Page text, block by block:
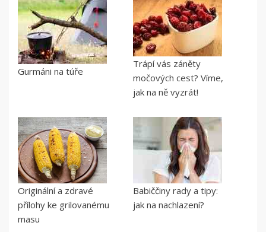
Gurmáni na túře
Trápí vás záněty
močových cest? Víme,
jak na ně vyzrát!
Originální a zdravé
přílohy ke grilovanému
masu
Babiččiny rady a tipy:
jak na nachlazení?